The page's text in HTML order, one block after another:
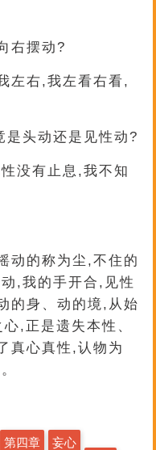
右摆动?
左右,我左看右看,
头动还是见性动?
没有止息,我不知
动的称为尘,不住的
,我的手开合,见性
的身、动的境,从始
,正是遗失本性、
真心真性,认物为
第四章 妄心